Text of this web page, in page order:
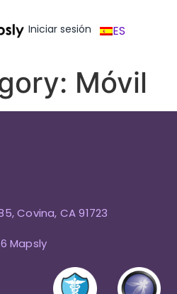
Iniciar sesión ES
Móvil
Covina, CA 91723
Mapsly